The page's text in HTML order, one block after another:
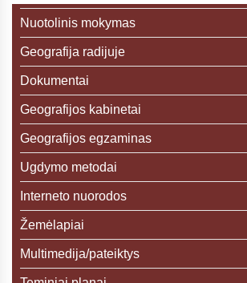
Nuotolinis mokymas
Geografija radijuje
Dokumentai
Geografijos kabinetai
Geografijos egzaminas
Ugdymo metodai
Interneto nuorodos
Žemėlapiai
Multimedija/pateiktys